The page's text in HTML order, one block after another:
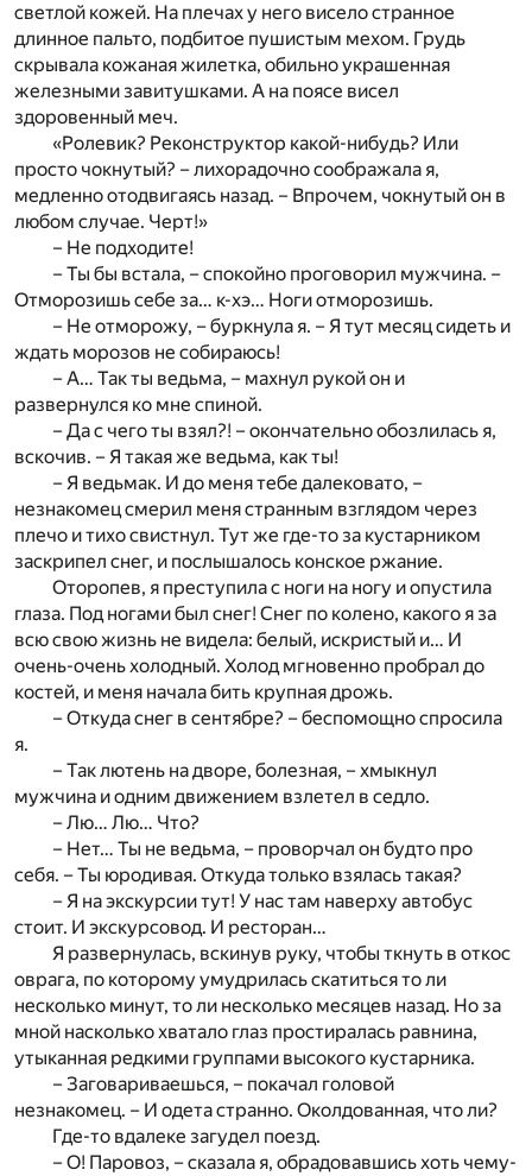
светлой кожей. На плечах у него висело странное
длинное пальто, подбитое пушистым мехом. Грудь
скрывала кожаная жилетка, обильно украшенная
железными завитушками. А на поясе висел
здоровенный меч.
«Ролевик? Реконструктор какой-нибудь? Или
просто чокнутый? – лихорадочно соображала я,
медленно отодвигаясь назад. – Впрочем, чокнутый он в
любом случае. Черт!»
– Не подходите!
– Ты бы встала, – спокойно проговорил мужчина. –
Отморозишь себе за… к-хэ… Ноги отморозишь.
– Не отморожу, – буркнула я. – Я тут месяц сидеть и
ждать морозов не собираюсь!
– А… Так ты ведьма, – махнул рукой он и
развернулся ко мне спиной.
– Да с чего ты взял?! – окончательно обозлилась я,
вскочив. – Я такая же ведьма, как ты!
– Я ведьмак. И до меня тебе далековато, –
незнакомец смерил меня странным взглядом через
плечо и тихо свистнул. Тут же где-то за кустарником
заскрипел снег, и послышалось конское ржание.
Оторопев, я преступила с ноги на ногу и опустила
глаза. Под ногами был снег! Снег по колено, какого я за
всю свою жизнь не видела: белый, искристый и… И
очень-очень холодный. Холод мгновенно пробрал до
костей, и меня начала бить крупная дрожь.
– Откуда снег в сентябре? – беспомощно спросила
я.
– Так лютень на дворе, болезная, – хмыкнул
мужчина и одним движением взлетел в седло.
– Лю… Лю… Что?
– Нет… Ты не ведьма, – проворчал он будто про
себя. – Ты юродивая. Откуда только взялась такая?
– Я на экскурсии тут! У нас там наверху автобус
стоит. И экскурсовод. И ресторан…
Я развернулась, вскинув руку, чтобы ткнуть в откос
оврага, по которому умудрилась скатиться то ли
несколько минут, то ли несколько месяцев назад. Но за
мной насколько хватало глаз простиралась равнина,
утыканная редкими группами высокого кустарника.
– Заговариваешься, – покачал головой
незнакомец. – И одета странно. Околдованная, что ли?
Где-то вдалеке загудел поезд.
– О! Паровоз, – сказала я, обрадовавшись хоть чему-